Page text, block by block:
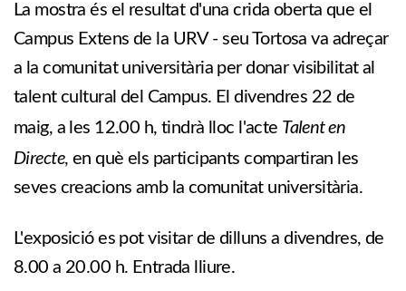
La mostra és el resultat d'una crida oberta que el
Campus Extens de la URV - seu Tortosa va adreçar
a la comunitat universitària per donar visibilitat al
talent cultural del Campus. El divendres 22 de
maig, a les 12.00 h, tindrà lloc l'acte Talent en
Directe, en què els participants compartiran les
seves creacions amb la comunitat universitària.
L'exposició es pot visitar de dilluns a divendres, de
8.00 a 20.00 h. Entrada lliure.